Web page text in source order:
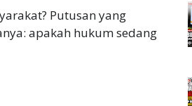
Putusan yang
apakah hukum sedang